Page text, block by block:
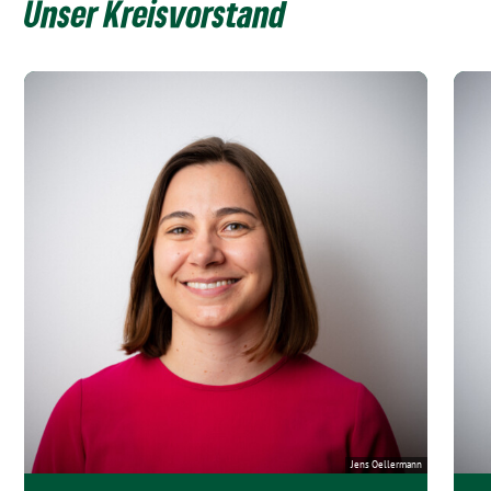
Unser Kreisvorstand
Jens Oellermann